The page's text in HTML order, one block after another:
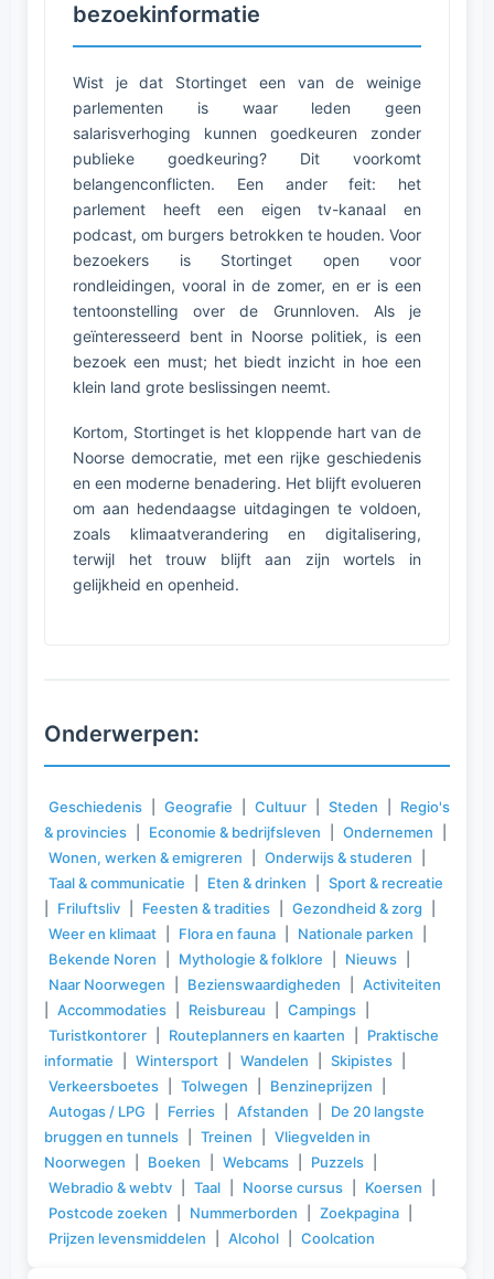
bezoekinformatie
Wist je dat Stortinget een van de weinige
parlementen is waar leden geen
salarisverhoging kunnen goedkeuren zonder
publieke goedkeuring? Dit voorkomt
belangenconflicten. Een ander feit: het
parlement heeft een eigen tv-kanaal en
podcast, om burgers betrokken te houden. Voor
bezoekers is Stortinget open voor
rondleidingen, vooral in de zomer, en er is een
tentoonstelling over de Grunnloven. Als je
geïnteresseerd bent in Noorse politiek, is een
bezoek een must; het biedt inzicht in hoe een
klein land grote beslissingen neemt.
Kortom, Stortinget is het kloppende hart van de
Noorse democratie, met een rijke geschiedenis
en een moderne benadering. Het blijft evolueren
om aan hedendaagse uitdagingen te voldoen,
zoals klimaatverandering en digitalisering,
terwijl het trouw blijft aan zijn wortels in
gelijkheid en openheid.
Onderwerpen:
Geschiedenis Geografie Cultuur Steden
Regio's
& provincies
Economie & bedrijfsleven Ondernemen
Wonen, werken & emigreren
Onderwijs & studeren
Taal & communicatie
Eten & drinken
Sport & recreatie
Friluftsliv Feesten & tradities Gezondheid & zorg
Weer en klimaat
Flora en fauna Nationale parken
Bekende Noren
Mythologie & folklore Nieuws
Naar Noorwegen
Bezienswaardigheden
Activiteiten
Accommodaties Reisbureau Campings
Turistkontorer
Routeplanners en kaarten
Praktische
informatie
Wintersport Wandelen Skipistes
Verkeersboetes
Tolwegen Benzineprijzen
Autogas / LPG
Ferries Afstanden
De 20 langste
bruggen en tunnels
Treinen
Vliegvelden in
Noorwegen
Boeken Webcams Puzzels
Webradio & webtv
Taal Noorse cursus Koersen
Postcode zoeken
Nummerborden Zoekpagina
Prijzen levensmiddelen
Alcohol Coolcation